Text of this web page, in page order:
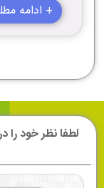
+ ادامه
لطفا نظر خود را